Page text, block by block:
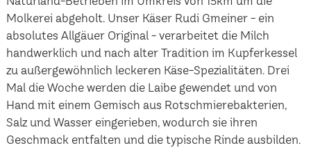
Molkerei abgeholt. Unser Käser Rudi Gmeiner - ein
absolutes Allgäuer Original - verarbeitet die Milch
handwerklich und nach alter Tradition im Kupferkessel
zu außergewöhnlich leckeren Käse-Spezialitäten. Drei
Mal die Woche werden die Laibe gewendet und von
Hand mit einem Gemisch aus Rotschmierebakterien,
Salz und Wasser eingerieben, wodurch sie ihren
Geschmack entfalten und die typische Rinde ausbilden.